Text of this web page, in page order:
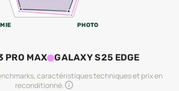
PHOTO
PRO MAX GALAXY S25 EDGE
caractéristiques techniques et prix en
reconditionné.